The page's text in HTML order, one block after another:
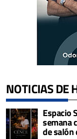
NOTICIAS DE
Espacio
semana
de salón